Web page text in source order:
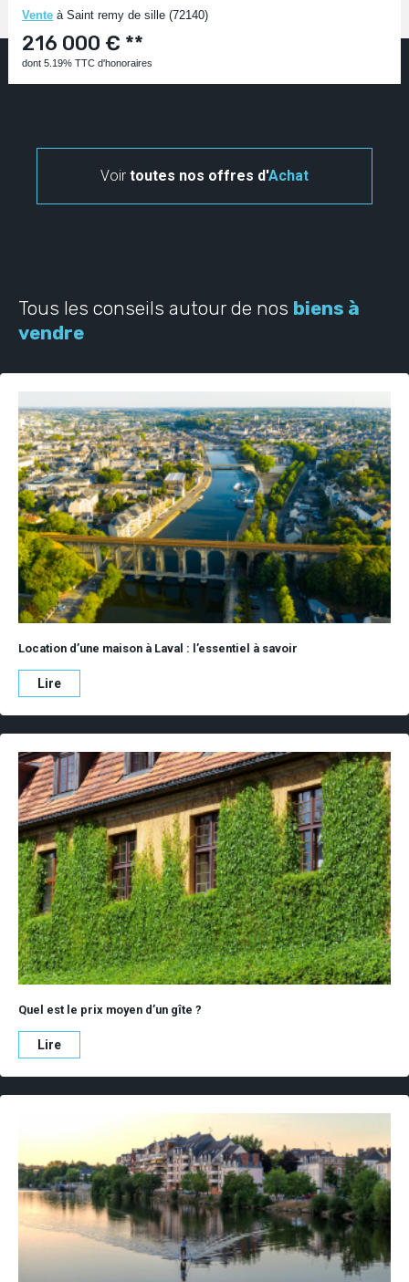
Venteà Saint remy de sille (72140)
216 000 € **
dont 5.19% TTC d'honoraires
Voir toutes nos offres d'Achat
Tous les conseils autour de nos biens à
vendre
Location d’une maison à Laval : l’essentiel à savoir
Lire
Quel est le prix moyen d’un gîte ?
Lire